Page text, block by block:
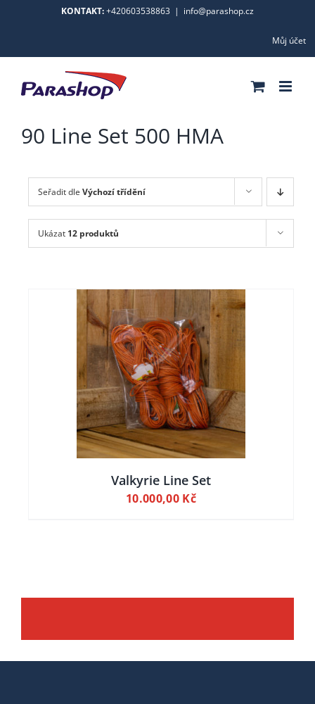
KONTAKT:+420603538863 | info@parashop.cz
Můj účet
90 Line Set 500 HMA
Seřadit dle Výchozí třídění
Ukázat 12 produktů
Valkyrie Line Set
10.000,00 Kč